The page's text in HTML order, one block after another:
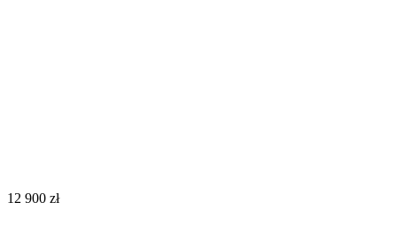
‍12 900‍ zł